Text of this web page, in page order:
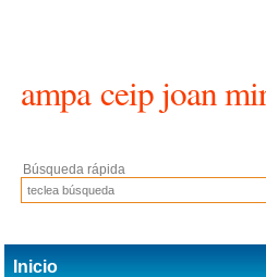
ampaceip joan
Búsqueda rápida
Inicio